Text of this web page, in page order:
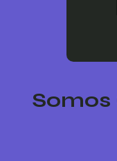
Somos